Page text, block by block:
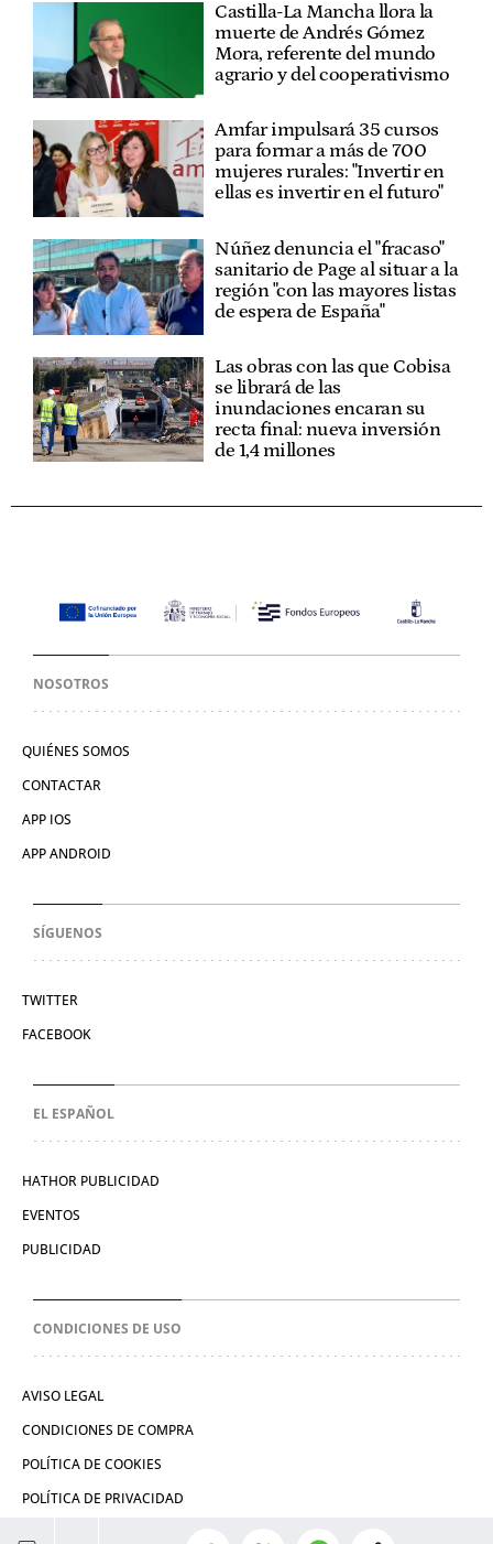
Castilla-La Mancha llora la
muerte de Andrés Gómez
Mora, referente del mundo
agrario y del cooperativismo
Amfar impulsará 35 cursos
para formar a más de 700
mujeres rurales: "Invertir en
ellas es invertir en el futuro"
Núñez denuncia el "fracaso"
sanitario de Page al situar a la
región "con las mayores listas
de espera de España"
Las obras con las que Cobisa
se librará de las
inundaciones encaran su
recta final: nueva inversión
de 1,4 millones
NOSOTROS
QUIÉNES SOMOS
CONTACTAR
APP IOS
APP ANDROID
SÍGUENOS
TWITTER
FACEBOOK
EL ESPAÑOL
HATHOR PUBLICIDAD
EVENTOS
PUBLICIDAD
CONDICIONES DE USO
AVISO LEGAL
CONDICIONES DE COMPRA
POLÍTICA DE COOKIES
POLÍTICA DE PRIVACIDAD